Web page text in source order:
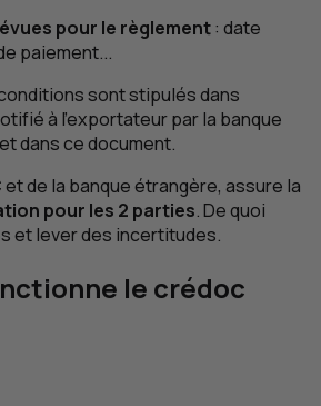
pour le règlement: date
paiement...
sont stipulés dans
à l'exportateur par la banque
dans ce document.
et de la banque étrangère, assure la
pour les 2 parties. De quoi
et lever des incertitudes.
le crédoc